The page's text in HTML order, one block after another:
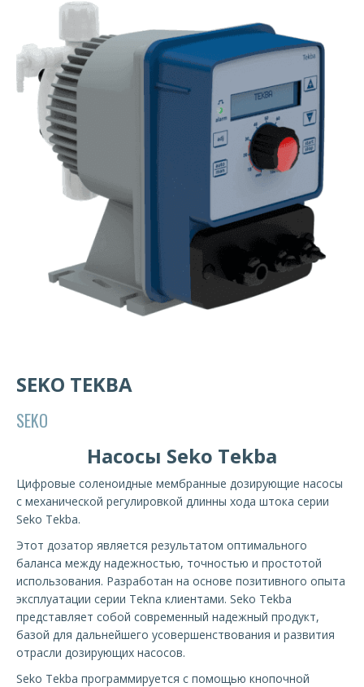
SEKO TEKBA
SEKO
Насосы Seko Tekba
Цифровые соленоидные мембранные дозирующие насосы
с механической регулировкой длинны хода штока серии
Seko Tekba.
Этот дозатор является результатом оптимального
баланса между надежностью, точностью и простотой
использования. Разработан на основе позитивного опыта
эксплуатации серии Tekna клиентами. Seko Tekba
представляет собой современный надежный продукт,
базой для дальнейшего усовершенствования и развития
отрасли дозирующих насосов.
Seko Tekba программируется с помощью кнопочной